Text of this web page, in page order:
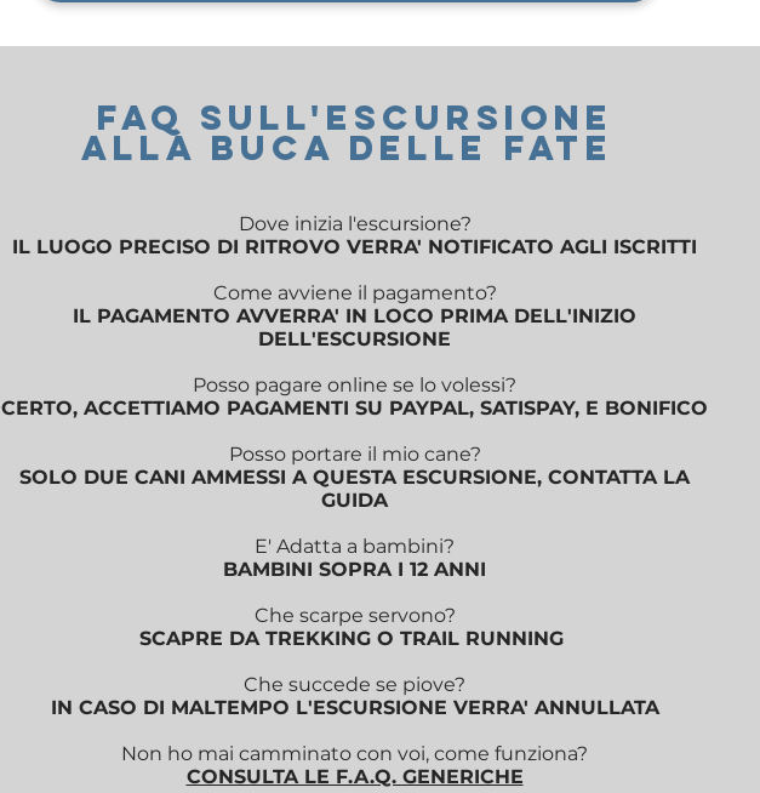
FAQ SUll'ESCURSIONE
alla buca delle fate
Dove inizia l'escursione?
IL LUOGO PRECISO DI RITROVO VERRA' NOTIFICATO AGLI ISCRITTI
Come avviene il pagamento?
IL PAGAMENTO AVVERRA' IN LOCO PRIMA DELL'INIZIO
DELL'ESCURSIONE
Posso pagare online se lo volessi?
CERTO, ACCETTIAMO PAGAMENTI SU PAYPAL, SATISPAY, E BONIFICO
Posso portare il mio cane?
SOLO DUE CANI AMMESSI A QUESTA ESCURSIONE, CONTATTA LA
GUIDA
E' Adatta a bambini?
BAMBINI SOPRA I 12 ANNI
Che scarpe servono?
SCAPRE DA TREKKING O TRAIL RUNNING
Che succede se piove?
IN CASO DI MALTEMPO L'ESCURSIONE VERRA' ANNULLATA
Non ho mai camminato con voi, come funziona?
CONSULTA LE F.A.Q. GENERICHE